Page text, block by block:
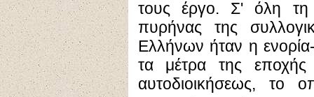
τους έργο. Σ' όλη τη
πυρήνας της
Ελλήνων ήταν η
τα μέτρα της εποχής
αυτοδιοικήσεως, το